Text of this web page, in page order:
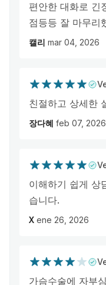
편안한 대화로 긴
점등등 잘 마무리
캘리 mar 04, 2026
친절하고 상세한
장다혜 feb 07, 2026
이해하기 쉽게 상
습니다.
X ene 26, 2026
가슴수술에 자부